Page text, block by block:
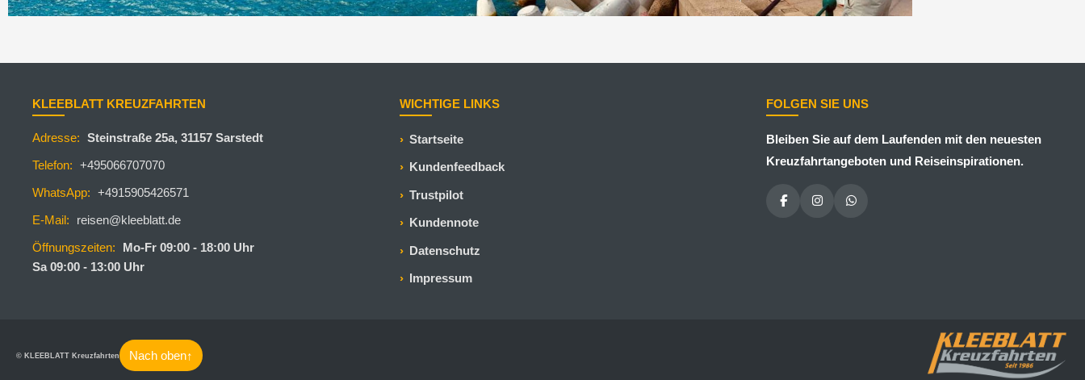
KLEEBLATT KREUZFAHRTEN
Adresse: Steinstraße 25a, 31157 Sarstedt
Telefon: +495066707070
WhatsApp: +4915905426571
E-Mail:
reisen@kleeblatt.de
Öffnungszeiten:
Mo-Fr 09:00 - 18:00 Uhr
Sa 09:00 - 13:00 Uhr
WICHTIGE LINKS
Startseite
Kundenfeedback
Trustpilot
Kundennote
Datenschutz
Impressum
FOLGEN SIE UNS
Bleiben Sie auf dem Laufenden mit den neuesten
Kreuzfahrtangeboten und Reiseinspirationen.
© KLEEBLATT Kreuzfahrten Nach oben↑